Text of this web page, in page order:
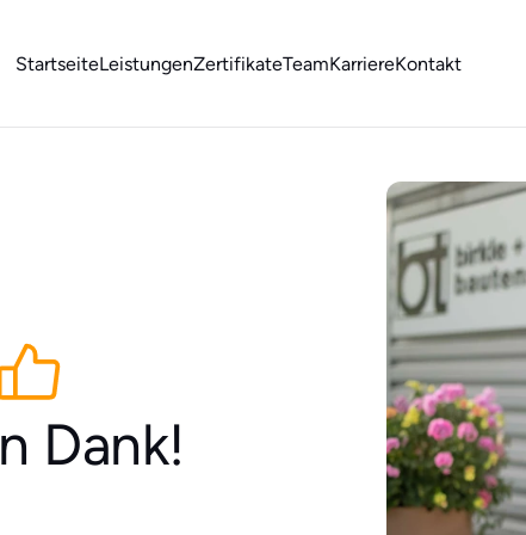
StartseiteLeistungenZertifikateTeamKarriereKontakt
Dank!